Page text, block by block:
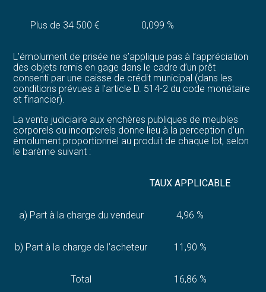
Plus de 34 500 € 0,099 %
L’émolument de prisée ne s’applique pas à l’appréciation
des objets remis en gage dans le cadre d’un prêt
consenti par une caisse de crédit municipal (dans les
conditions prévues à l’article D. 514-2 du code monétaire
et financier).
La vente judiciaire aux enchères publiques de meubles
corporels ou incorporels donne lieu à la perception d’un
émolument proportionnel au produit de chaque lot, selon
le barème suivant :
TAUX APPLICABLE
a) Part à la charge du vendeur 4,96 %
b) Part à la charge de l’acheteur 11,90 %
Total 16,86 %